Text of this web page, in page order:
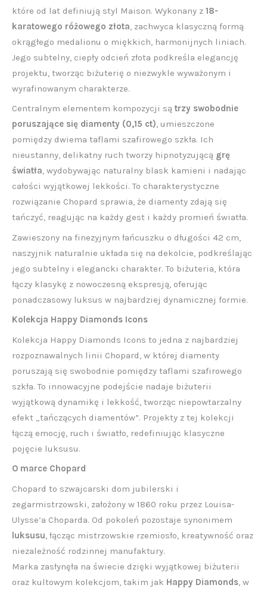
które od lat definiują styl Maison. Wykonany z 18-
karatowego różowego złota, zachwyca klasyczną formą
okrągłego medalionu o miękkich, harmonijnych liniach.
Jego subtelny, ciepły odcień złota podkreśla elegancję
projektu, tworząc biżuterię o niezwykle wyważonym i
wyrafinowanym charakterze.
Centralnym elementem kompozycji są trzy swobodnie
poruszające się diamenty (0,15 ct), umieszczone
pomiędzy dwiema taflami szafirowego szkła. Ich
nieustanny, delikatny ruch tworzy hipnotyzującą grę
światła, wydobywając naturalny blask kamieni i nadając
całości wyjątkowej lekkości. To charakterystyczne
rozwiązanie Chopard sprawia, że diamenty zdają się
tańczyć, reagując na każdy gest i każdy promień światła.
Zawieszony na finezyjnym łańcuszku o długości 42 cm,
naszyjnik naturalnie układa się na dekolcie, podkreślając
jego subtelny i elegancki charakter. To biżuteria, która
łączy klasykę z nowoczesną ekspresją, oferując
ponadczasowy luksus w najbardziej dynamicznej formie.
Kolekcja Happy Diamonds Icons
Kolekcja Happy Diamonds Icons to jedna z najbardziej
rozpoznawalnych linii Chopard, w której diamenty
poruszają się swobodnie pomiędzy taflami szafirowego
szkła. To innowacyjne podejście nadaje biżuterii
wyjątkową dynamikę i lekkość, tworząc niepowtarzalny
efekt „tańczących diamentów”. Projekty z tej kolekcji
łączą emocję, ruch i światło, redefiniując klasyczne
pojęcie luksusu.
O marce Chopard
Chopard to szwajcarski dom jubilerski i
zegarmistrzowski, założony w 1860 roku przez Louisa-
Ulysse’a Choparda. Od pokoleń pozostaje synonimem
luksusu, łącząc mistrzowskie rzemiosło, kreatywność oraz
niezależność rodzinnej manufaktury.
Marka zasłynęła na świecie dzięki wyjątkowej biżuterii
oraz kultowym kolekcjom, takim jak Happy Diamonds, w